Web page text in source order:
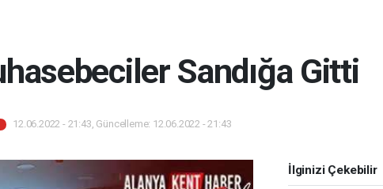
Sandığa Gitti
12.06.2022 - 21:43, Güncelleme: 12.06.2022 - 21:43
İlginizi Çekebilir